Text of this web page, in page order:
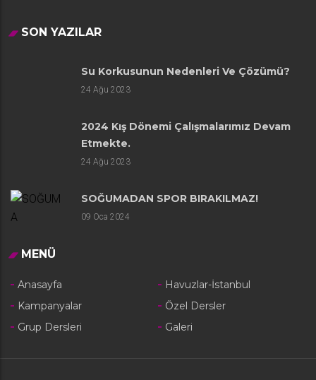
SON YAZILAR
Su Korkusunun Nedenleri Ve Çözümü?
24 Ağu 2023
2024 Kış Dönemi Çalışmalarımız Devam
Etmekte.
24 Ağu 2023
SOĞUMADAN SPOR BIRAKILMAZ!
09 Oca 2024
MENÜ
Anasayfa
Havuzlar-İstanbul
Kampanyalar
Özel Dersler
Grup Dersleri
Galeri